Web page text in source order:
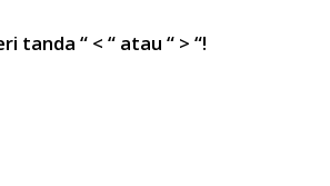
tanda “ < “ atau “ > “!